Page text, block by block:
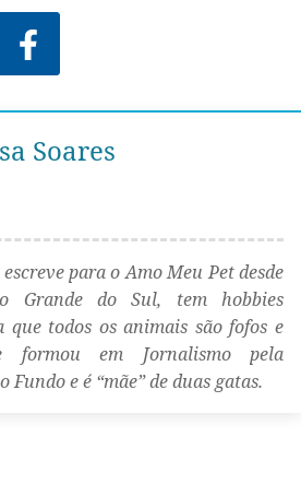
Soares
para o Amo Meu Pet desde
Grande do Sul, tem hobbies
que todos os animais são fofos e
formou em Jornalismo pela
Fundo e é “mãe” de duas gatas.